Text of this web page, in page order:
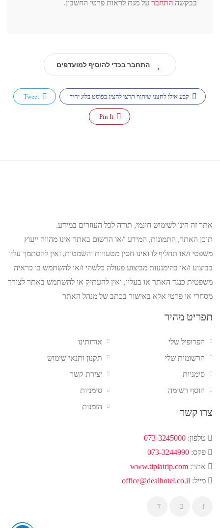
בבקשה התחבר על מנת לראות פרטי החשבון.
התחבר בכדי להוסיף למועדפים
קבע אילו לחצני שיתוף תרצו להציג בפוסט בלוג יחיד Tweet
Pin It
אתר זה הינו לשימוש חינמי, תודה לכל העוזרים במידע.
תוכן האתר, התמונות, המידע ו/או הרשום באתר אינו מהווה ייעוץ
משפטי ו/או תחליף לו ואינו חסין מטעויות והשמטות, ואין להסתמך עליו
בביצוע ו/או בהימנעות מביצוע פעולה כלשהי ו/או להשתמש בו כראיה
משפטית כנגד האתר או בעליו, ואין להעתיק או להשתמש באתר לצורך
מסחרי או פרטי אלא באישור בכתב של מנהל האתר
תפריט מהיר
אודותינו
תקנון ותנאי שימוש
יצירת קשר
סימניות
הזמנות
הפרופיל שלי
הרשומות שלי
סימניות
הוסף רשומה
צרו קשר
טלפון: 073-3245000
פקס: 073-3244990
אתר: www.tiplatrip.com
מייל: office@dealhotel.co.il